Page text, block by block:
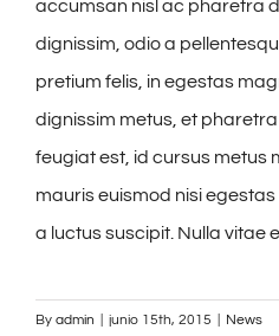
accumsan nisl ac pharetra
dignissim, odio a
pretium felis, in egestas
dignissim metus, et
feugiat est, id cursus metus
mauris euismod nisi egestas
a luctus suscipit. Nulla vitae
By admin junio 15th, 2015 News